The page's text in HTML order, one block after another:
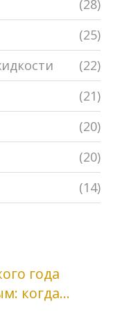
(28)
(25)
(22)
(21)
(20)
(20)
(14)
года
когда
кузова и